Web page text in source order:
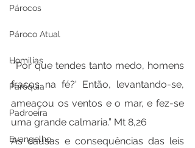
Párocos
Pároco Atual
Homilias
Paróquia
Padroeira
Evangelho
“'Por que tendes tanto medo, homens
fracos na fé?' Então, levantando-se,
ameaçou os ventos e o mar, e fez-se
uma grande calmaria.” Mt 8,26
As causas e consequências das leis